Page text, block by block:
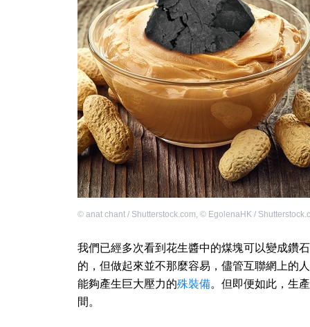
© anat chant / Shutterstock.com, © EgolenaHK /
我們已經多次看到花生醬中的煤塊可以變成鑽
的，但做起來並不那麼容易，儘管互聯網上的
能夠產生巨大壓力的殊裝備。但即便如此，生
間。